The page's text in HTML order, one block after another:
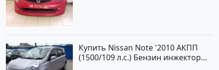
Купить Nissan Note '2010 АКПП
(1500/109 л.с.) Бензин инжектор